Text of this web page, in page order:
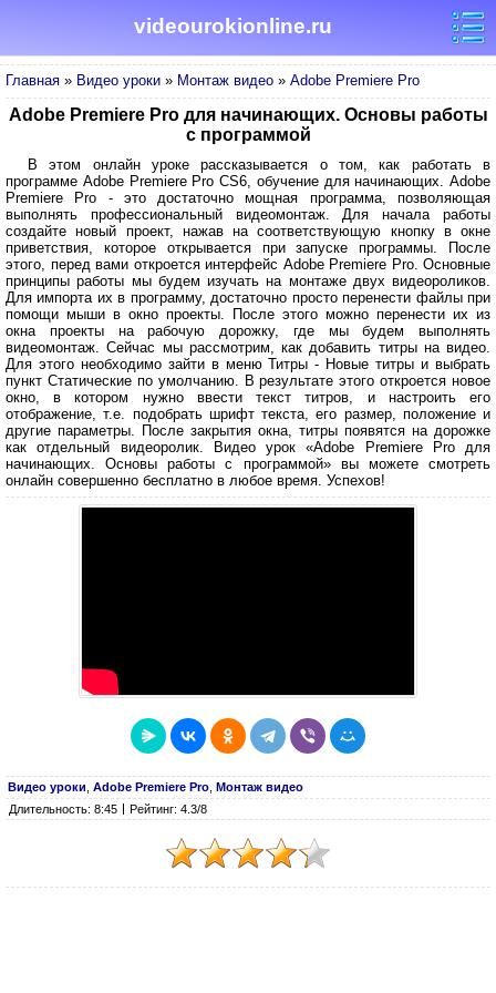
videourokionline.ru
Главная » Видео уроки » Монтаж видео » Adobe Premiere Pro
Adobe Premiere Pro для начинающих. Основы работы
с программой
В этом онлайн уроке рассказывается о том, как работать в
программе Adobe Premiere Pro CS6, обучение для начинающих. Adobe
Premiere Pro - это достаточно мощная программа, позволяющая
выполнять профессиональный видеомонтаж. Для начала работы
создайте новый проект, нажав на соответствующую кнопку в окне
приветствия, которое открывается при запуске программы. После
этого, перед вами откроется интерфейс Adobe Premiere Pro. Основные
принципы работы мы будем изучать на монтаже двух видеороликов.
Для импорта их в программу, достаточно просто перенести файлы при
помощи мыши в окно проекты. После этого можно перенести их из
окна проекты на рабочую дорожку, где мы будем выполнять
видеомонтаж. Сейчас мы рассмотрим, как добавить титры на видео.
Для этого необходимо зайти в меню Титры - Новые титры и выбрать
пункт Статические по умолчанию. В результате этого откроется новое
окно, в котором нужно ввести текст титров, и настроить его
отображение, т.е. подобрать шрифт текста, его размер, положение и
другие параметры. После закрытия окна, титры появятся на дорожке
как отдельный видеоролик. Видео урок «Adobe Premiere Pro для
начинающих. Основы работы с программой» вы можете смотреть
онлайн совершенно бесплатно в любое время. Успехов!
Видео уроки Adobe Premiere Pro Монтаж видео
Длительность: 8:45
Рейтинг: 4.3/8